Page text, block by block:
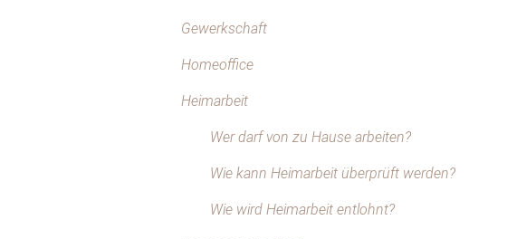
Gewerkschaft
Homeoffice
Heimarbeit
Wer darf von zu Hause arbeiten?
Wie kann Heimarbeit überprüft werden?
Wie wird Heimarbeit entlohnt?